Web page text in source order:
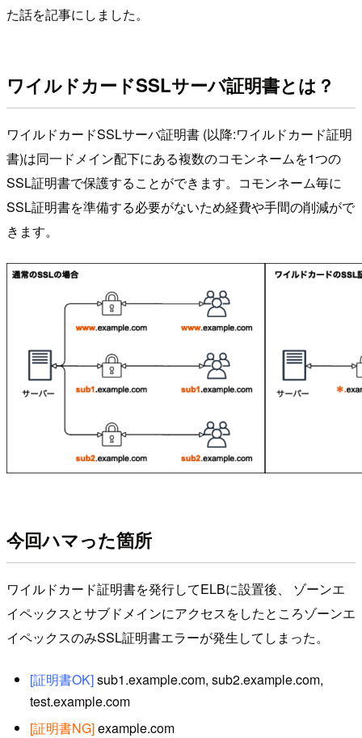
た話を記事にしました。
ワイルドカードSSLサーバ証明書とは？
ワイルドカードSSLサーバ証明書 (以降:ワイルドカード証明
書)は同一ドメイン配下にある複数のコモンネームを1つの
SSL証明書で保護することができます。コモンネーム毎に
SSL証明書を準備する必要がないため経費や手間の削減がで
きます。
今回ハマった箇所
ワイルドカード証明書を発行してELBに設置後、 ゾーンエ
イペックスとサブドメインにアクセスをしたところゾーンエ
イペックスのみSSL証明書エラーが発生してしまった。
[証明書OK]sub1.example.com, sub2.example.com,
test.example.com
[証明書NG]example.com